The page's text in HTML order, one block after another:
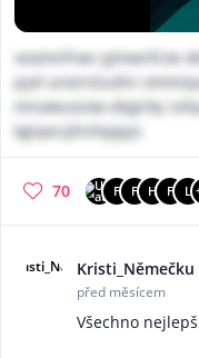
veamnfrwv yjmwnfciw
pyd unoirstuohn
mnawuxzxw ebgirky
kgiqxczjhnhpjpjo
70 F F H F L
Kristi_Němečku
před měsícem
Všechno